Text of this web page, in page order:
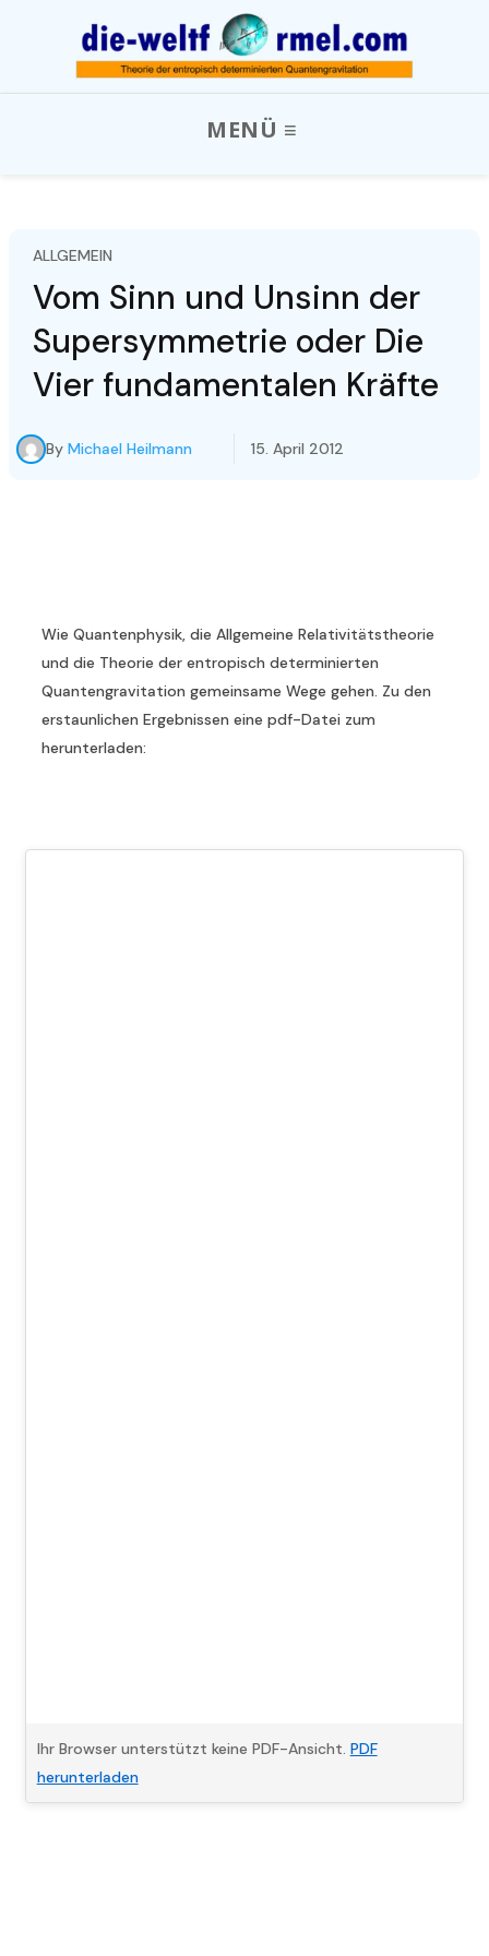
ALLGEMEIN
Vom Sinn und Unsinn der
Supersymmetrie oder Die
Vier fundamentalen Kräfte
ByMichael Heilmann 15. April 2012
Wie Quantenphysik, die Allgemeine Relativitätstheorie
und die Theorie der entropisch determinierten
Quantengravitation gemeinsame Wege gehen. Zu den
erstaunlichen Ergebnissen eine pdf-Datei zum
herunterladen:
Ihr Browser unterstützt keine PDF-Ansicht. PDF
herunterladen